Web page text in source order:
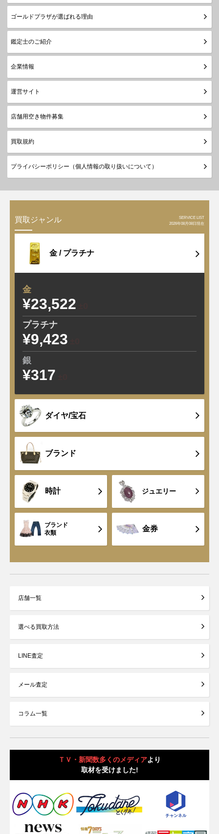
ゴールドプラザが選ばれる理由
鑑定士のご紹介
企業情報
運営サイト
店舗用空き物件募集
買取規約
プライバシーポリシー（個人情報の取り扱いについて）
買取ジャンル
SERVICE LIST
2026年08月08日現在
金 / プラチナ
金
¥23,522
プラチナ
¥9,423
銀
¥317
ダイヤ/宝石
ブランド
時計 ジュエリー
ブランド
衣類
金券
店舗一覧
選べる買取方法
LINE査定
メール査定
コラム一覧
ＴＶ・新聞数多くのメディアより
取材を受けました!